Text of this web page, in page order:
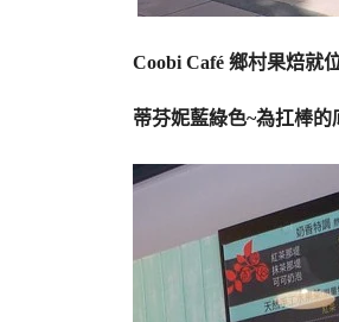
Coobi Café 鄉村果焙就
蒂芬妮藍綠色~為扛棒